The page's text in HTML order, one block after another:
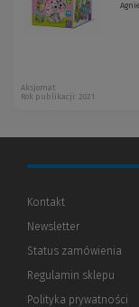
Aksjomat
Rok publikacji: 2021
Kontakt
Newsletter
Status zamówienia
Regulamin sklepu
Polityka prywatności